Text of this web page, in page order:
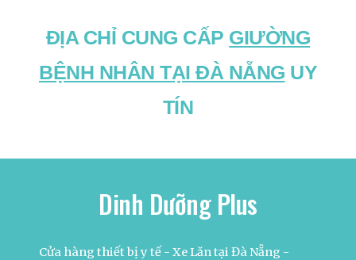
ĐỊA CHỈ CUNG CẤP GIƯỜNG
BỆNH NHÂN TẠI ĐÀ NẴNG UY
TÍN
Dinh Dưỡng Plus
Cửa hàng thiết bị y tế - Xe Lăn tại Đà Nẵng -